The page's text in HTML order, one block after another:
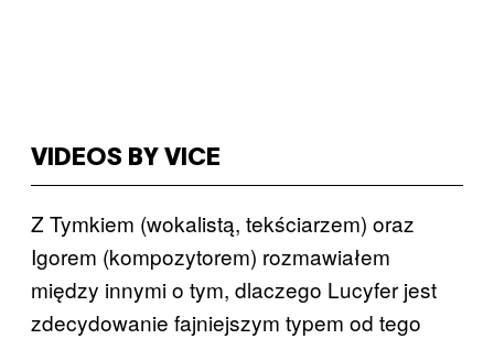
VIDEOS BY VICE
Z Tymkiem (wokalistą, tekściarzem) oraz
Igorem (kompozytorem) rozmawiałem
między innymi o tym, dlaczego Lucyfer jest
zdecydowanie fajniejszym typem od tego